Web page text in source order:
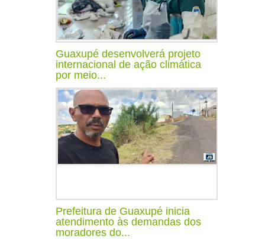
Guaxupé desenvolverá projeto
internacional de ação climática
por meio...
Prefeitura de Guaxupé inicia
atendimento às demandas dos
moradores do...